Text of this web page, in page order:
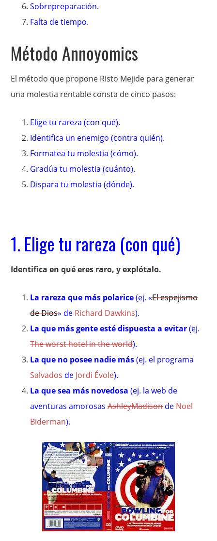
Sobrepreparación.
Falta de tiempo.
Método Annoyomics
El método que propone Risto Mejide para generar
una molestia rentable consta de cinco pasos:
Elige tu rareza (con qué).
Identifica un enemigo (contra quién).
Formatea tu molestia (cómo).
Gradúa tu molestia (cuánto).
Dispara tu molestia (dónde).
1. Elige tu rareza (con qué)
Identifica en qué eres raro, y explótalo.
La rareza que más polarice(ej. «El espejismo
de Dios» de Richard Dawkins).
La que más gente esté dispuesta a evitar(ej.
The worst hotel in the world).
La que no posee nadie más(ej. el programa
Salvados de Jordi Évole).
La que sea más novedosa (ej. la web de
aventuras amorosasAshleyMadisonde Noel
Biderman).